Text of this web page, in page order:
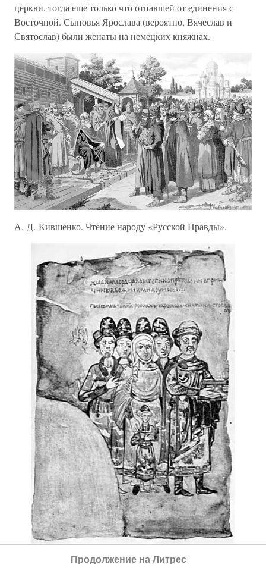
церкви, тогда еще только что отпавшей от единения с
Восточной. Сыновья Ярослава (вероятно, Вячеслав и
Святослав) были женаты на немецких княжнах.
А. Д. Кившенко. Чтение народу «Русской Правды».
Князь Святослав Ярославич с семьей. Миниатюра из
Продолжение на Литрес